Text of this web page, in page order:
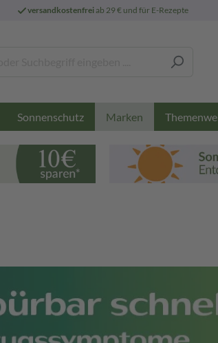
versandkostenfreiab 29 € und für E-Rezepte
Sonnenschutz Marken